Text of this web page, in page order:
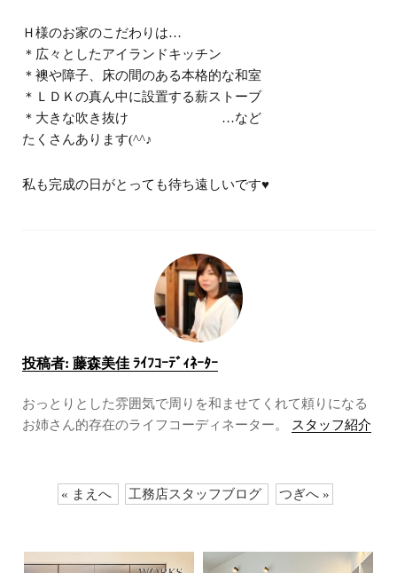
Ｈ様のお家のこだわりは…
＊広々としたアイランドキッチン
＊襖や障子、床の間のある本格的な和室
＊ＬＤＫの真ん中に設置する薪ストーブ
＊大きな吹き抜け …など
たくさんあります(^^♪
私も完成の日がとっても待ち遠しいです♥
投稿者: 藤森美佳 ﾗｲﾌｺｰﾃﾞｨﾈｰﾀｰ
おっとりとした雰囲気で周りを和ませてくれて頼りになる
お姉さん的存在のライフコーディネーター。 スタッフ紹介
« まえへ 工務店スタッフブログ つぎへ »